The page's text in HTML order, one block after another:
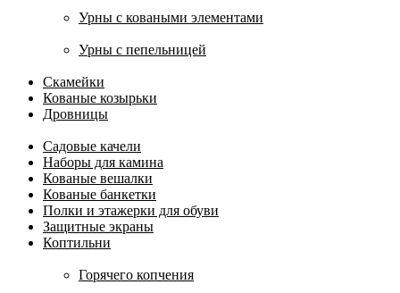
Урны с коваными элементами
Урны с пепельницей
Скамейки
Кованые козырьки
Дровницы
Садовые качели
Наборы для камина
Кованые вешалки
Кованые банкетки
Полки и этажерки для обуви
Защитные экраны
Коптильни
Горячего копчения